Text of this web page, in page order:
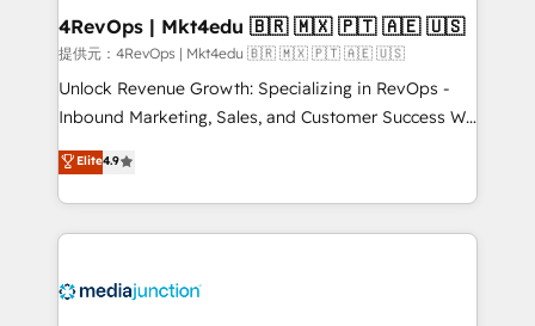
on-demand bundle services. Connect with us today!
4RevOps | Mkt4edu 🇧🇷 🇲🇽 🇵🇹 🇦🇪 🇺🇸
提供元：4RevOps | Mkt4edu 🇧🇷 🇲🇽 🇵🇹 🇦🇪 🇺🇸
Unlock Revenue Growth: Specializing in RevOps -
Inbound Marketing, Sales, and Customer Success We
specialize in driving revenue growth for companies
across industries through tailored marketing, sales,
and customer success strategies, utilizing RevOps
methodologies. As Latin America's largest HubSpot
offer unparalleled insights. Operating in five
Elite4.9